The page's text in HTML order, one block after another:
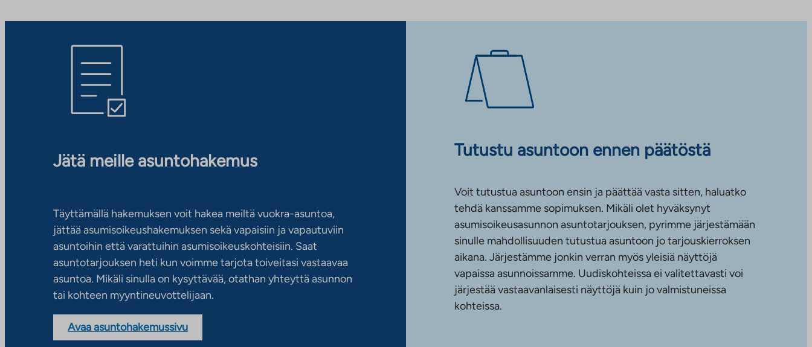
Jätä meille asuntohakemus
Täyttämällä hakemuksen voit hakea meiltä vuokra-asuntoa,
jättää asumisoikeushakemuksen sekä vapaisiin ja vapautuviin
asuntoihin että varattuihin asumisoikeuskohteisiin. Saat
asuntotarjouksen heti kun voimme tarjota toiveitasi vastaavaa
asuntoa. Mikäli sinulla on kysyttävää, otathan yhteyttä asunnon
tai kohteen myyntineuvottelijaan.
Avaa asuntohakemussivu
Tutustu asuntoon ennen päätöstä
Voit tutustua asuntoon ensin ja päättää vasta sitten, haluatko
tehdä kanssamme sopimuksen. Mikäli olet hyväksynyt
asumisoikeusasunnon asuntotarjouksen, pyrimme järjestämään
sinulle mahdollisuuden tutustua asuntoon jo tarjouskierroksen
aikana. Järjestämme jonkin verran myös yleisiä näyttöjä
vapaissa asunnoissamme. Uudiskohteissa ei valitettavasti voi
järjestää vastaavanlaisesti näyttöjä kuin jo valmistuneissa
kohteissa.